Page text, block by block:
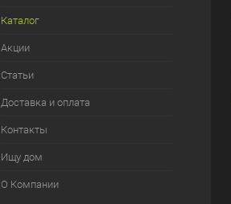
Каталог
Акции
Статьи
Доставка и оплата
Контакты
Ищу дом
О Компании